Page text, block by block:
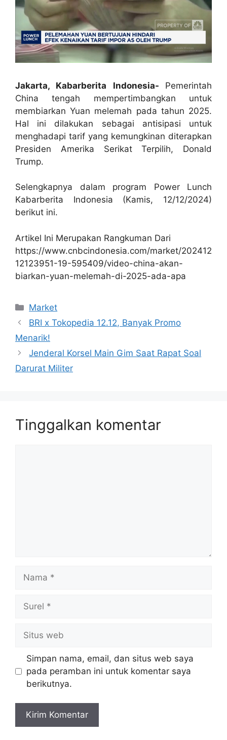
Jakarta, Kabarberita Indonesia- Pemerintah
China tengah mempertimbangkan untuk
membiarkan Yuan melemah pada tahun 2025.
Hal ini dilakukan sebagai antisipasi untuk
menghadapi tarif yang kemungkinan diterapkan
Presiden Amerika Serikat Terpilih, Donald
Trump.
Selengkapnya dalam program Power Lunch
Kabarberita Indonesia (Kamis, 12/12/2024)
berikut ini.
Artikel Ini Merupakan Rangkuman Dari
https://www.cnbcindonesia.com/market/202412
12123951-19-595409/video-china-akan-
biarkan-yuan-melemah-di-2025-ada-apa
Kategori
Market
BRI x Tokopedia 12.12, Banyak Promo
Menarik!
Jenderal Korsel Main Gim Saat Rapat Soal
Darurat Militer
Tinggalkan komentar
web
Simpan nama, email, dan situs web saya
pada peramban ini untuk komentar saya
berikutnya.